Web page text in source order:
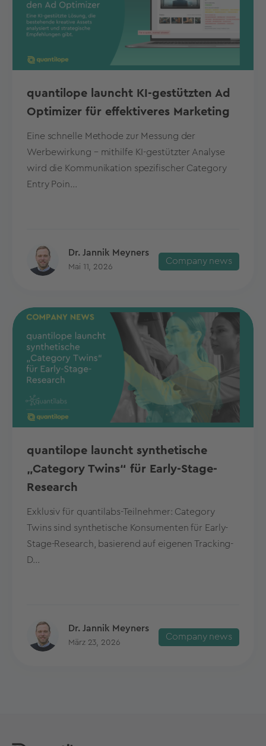
quantilope launcht KI-gestützten Ad
Optimizer für effektiveres Marketing
Eine schnelle Methode zur Messung der
Werbewirkung – mithilfe KI-gestützter Analyse
wird die Kommunikation spezifischer Category
Entry Poin...
Dr. Jannik Meyners
Mai 11, 2026
Company news
quantilope launcht synthetische
„Category Twins“ für Early-Stage-
Research
Exklusiv für quantilabs-Teilnehmer: Category
Twins sind synthetische Konsumenten für Early-
Stage-Research, basierend auf eigenen Tracking-
D...
Dr. Jannik Meyners
März 23, 2026
Company news